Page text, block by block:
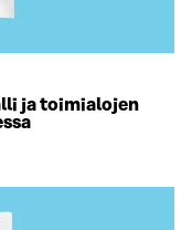
ja toimialojen